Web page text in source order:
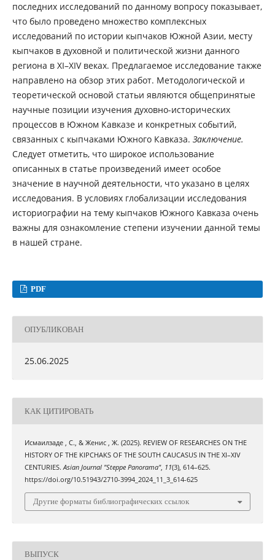
последних исследований по данному вопросу показывает,
что было проведено множество комплексных
исследований по истории кыпчаков Южной Азии, месту
кыпчаков в духовной и политической жизни данного
региона в XI–XIV веках. Предлагаемое исследование также
направлено на обзор этих работ. Методологической и
теоретической основой статьи являются общепринятые
научные позиции изучения духовно-исторических
процессов в Южном Кавказе и конкретных событий,
связанных с кыпчаками Южного Кавказа. Заключение.
Следует отметить, что широкое использование
описанных в статье произведений имеет особое
значение в научной деятельности, что указано в целях
исследования. В условиях глобализации исследования
историографии на тему кыпчаков Южного Кавказа очень
важны для ознакомление степени изучении данной темы
в нашей стране.
PDF
ОПУБЛИКОВАН
25.06.2025
КАК ЦИТИРОВАТЬ
Исмаилзаде , С., & Женис , Ж. (2025). REVIEW OF RESEARCHES ON THE
HISTORY OF THE KIPCHAKS OF THE SOUTH CAUCASUS IN THE XI–XIV
CENTURIES.Asian Journal "Steppe Panorama", 11(3), 614–625.
https://doi.org/10.51943/2710-3994_2024_11_3_614-625
Другие форматы библиографических ссылок
ВЫПУСК